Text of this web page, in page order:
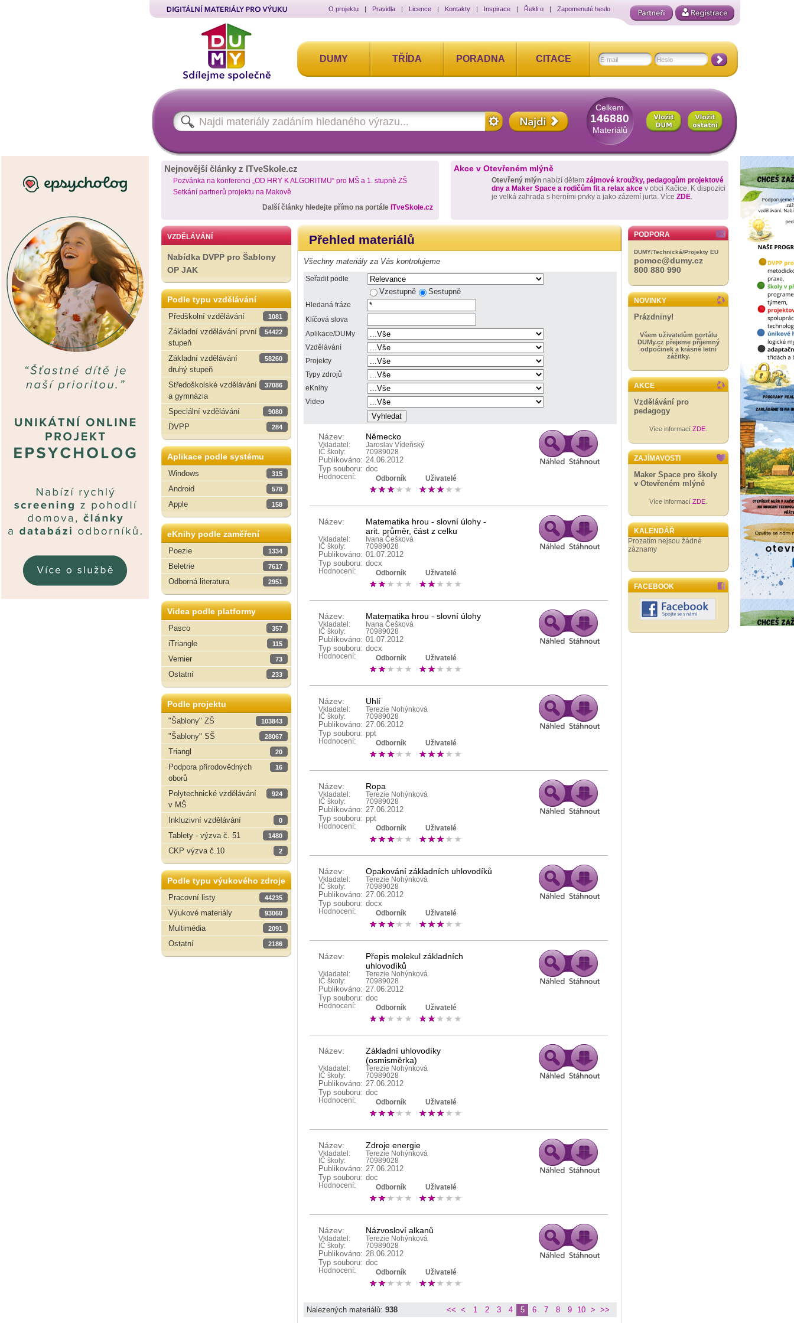
O projektu | Pravidla | Licence | Kontakty | Inspirace | Řekli o | Zapomenuté heslo
DUMY TŘÍDA PORADNA CITACE
Celkem
146880
Materiálů
Nejnovější články z ITveSkole.cz
Pozvánka na konferenci „OD HRY K ALGORITMU“ pro MŠ a 1. stupně ZŠ
Setkání partnerů projektu na Makově
Další články hledejte přímo na portále ITveSkole.cz
Akce v Otevřeném mlýně
Otevřený mlýn nabízí dětem zájmové kroužky, pedagogům projektové
dny a Maker Space a rodičům fit a relax akce v obci Kačice. K dispozici
je velká zahrada s herními prvky a jako zázemí jurta. Více ZDE.
VZDĚLÁVÁNÍ
Nabídka DVPP pro Šablony
OP JAK
Podle typu vzdělávání
Předškolní vzdělávání
1081
Základní vzdělávání první
stupeň
54422
Základní vzdělávání
druhý stupeň
58260
Středoškolské vzdělávání
a gymnázia
37086
Speciální vzdělávání 9080
DVPP 284
Aplikace podle systému
Windows
315
Android 578
Apple 158
eKnihy podle zaměření
Poezie
1334
Beletrie 7617
Odborná literatura 2951
Videa podle platformy
Pasco
357
iTriangle 115
Vernier 73
Ostatní 233
Podle projektu
"Šablony" ZŠ
103843
"Šablony" SŠ 28067
Triangl 20
Podpora přírodovědných
oborů
16
Polytechnické vzdělávání
v MŠ
924
Inkluzivní vzdělávání 0
Tablety - výzva č. 51 1480
CKP výzva č.10 2
Podle typu výukového zdroje
Pracovní listy
44235
Výukové materiály 93060
Multimédia 2091
Ostatní 2186
Přehled materiálů
Všechny materiály za Vás kontrolujeme
Seřadit podle
Vzestupně Sestupně
Hledaná fráze
Klíčová slova
Aplikace/DUMy
Vzdělávání
Projekty
Typy zdrojů
eKnihy
Video
Název: Německo
Vkladatel:
Jaroslav Vídeňský
IČ školy:
70989028
Publikováno: 24.06.2012
Typ souboru: doc
Hodnocení: Odborník Uživatelé
Název:
Matematika hrou - slovní úlohy -
arit. průměr, část z celku
Vkladatel:
Ivana Češková
IČ školy:
70989028
Publikováno: 01.07.2012
Typ souboru: docx
Hodnocení: Odborník Uživatelé
Název: Matematika hrou - slovní úlohy
Vkladatel:
Ivana Češková
IČ školy:
70989028
Publikováno: 01.07.2012
Typ souboru: docx
Hodnocení: Odborník Uživatelé
Název: Uhlí
Vkladatel:
Terezie Nohýnková
IČ školy:
70989028
Publikováno: 27.06.2012
Typ souboru: ppt
Hodnocení: Odborník Uživatelé
Název: Ropa
Vkladatel:
Terezie Nohýnková
IČ školy:
70989028
Publikováno: 27.06.2012
Typ souboru: ppt
Hodnocení: Odborník Uživatelé
Název: Opakování základních uhlovodíků
Vkladatel:
Terezie Nohýnková
IČ školy:
70989028
Publikováno: 27.06.2012
Typ souboru: docx
Hodnocení: Odborník Uživatelé
Název:
Přepis molekul základních
uhlovodíků
Vkladatel:
Terezie Nohýnková
IČ školy:
70989028
Publikováno: 27.06.2012
Typ souboru: doc
Hodnocení: Odborník Uživatelé
Název:
Základní uhlovodíky
(osmisměrka)
Vkladatel:
Terezie Nohýnková
IČ školy:
70989028
Publikováno: 27.06.2012
Typ souboru: doc
Hodnocení: Odborník Uživatelé
Název: Zdroje energie
Vkladatel:
Terezie Nohýnková
IČ školy:
70989028
Publikováno: 27.06.2012
Typ souboru: doc
Hodnocení: Odborník Uživatelé
Název: Názvosloví alkanů
Vkladatel:
Terezie Nohýnková
IČ školy:
70989028
Publikováno: 28.06.2012
Typ souboru: doc
Hodnocení: Odborník Uživatelé
Nalezených materiálů: 938 << < 1 2 3 4 5 6 7 8 9 10 > >>
PODPORA
DUMY/Technická/Projekty EU
pomoc@dumy.cz
800 880 990
NOVINKY
Prázdniny!
Všem uživatelům portálu
DUMy.cz přejeme příjemný
odpočinek a krásné letní
zážitky.
AKCE
Vzdělávání pro
pedagogy
Více informací ZDE
ZAJÍMAVOSTI
Maker Space pro školy
v Otevřeném mlýně
Více informací ZDE
KALENDÁŘ
Prozatím nejsou žádné
záznamy
FACEBOOK